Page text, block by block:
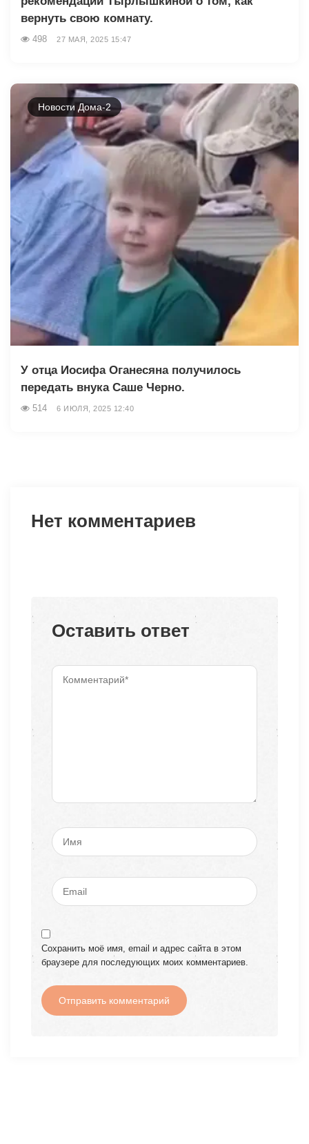
вернуть свою комнату.
498 27 МАЯ, 2025 15:47
Новости Дома-2
У отца Иосифа Оганесяна получилось
передать внука Саше Черно.
514 6 ИЮЛЯ, 2025 12:40
Нет комментариев
Оставить ответ
Сохранить моё имя, email и адрес сайта в этом
браузере для последующих моих комментариев.